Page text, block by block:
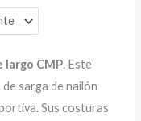
largo CMP. Este
sarga de nailón
Sus costuras